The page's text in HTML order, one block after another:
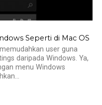
Seperti di Mac OS
user guna
daripada Windows. Ya,
menu Windows